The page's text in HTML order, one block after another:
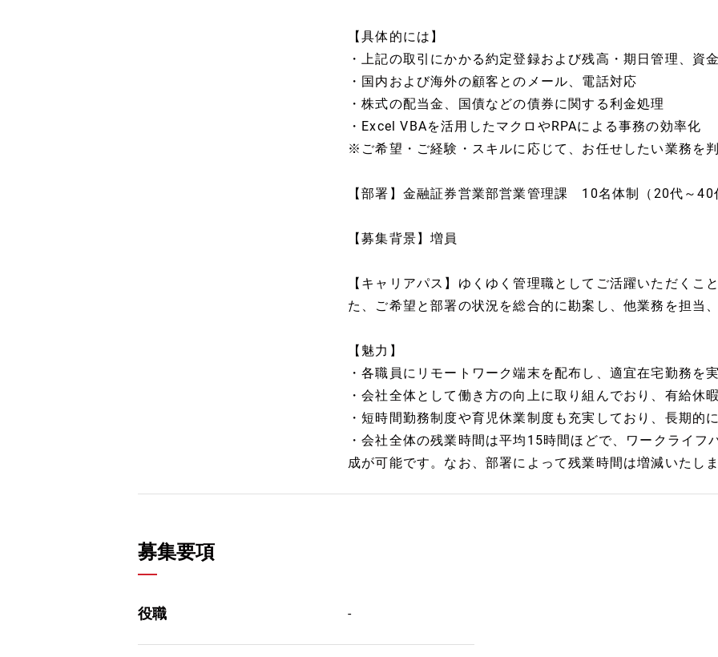
【具体的には】
・上記の取引にかかる約定登録および残高・期日管理、資
・国内および海外の顧客とのメール、電話対応
・株式の配当金、国債などの債券に関する利金処理
・Excel VBAを活用したマクロやRPAによる事務の効率化
※ご希望・ご経験・スキルに応じて、お任せしたい業務を判
【部署】金融証券営業部営業管理課 10名体制（20代～40
【募集背景】増員
【キャリアパス】ゆくゆく管理職としてご活躍いただくこ
た、ご希望と部署の状況を総合的に勘案し、他業務を担当
【魅力】
・各職員にリモートワーク端末を配布し、適宜在宅勤務を
・会社全体として働き方の向上に取り組んでおり、有給休
・短時間勤務制度や育児休業制度も充実しており、長期的
・会社全体の残業時間は平均15時間ほどで、ワークライフ
成が可能です。なお、部署によって残業時間は増減いたしま
募集要項
役職 -